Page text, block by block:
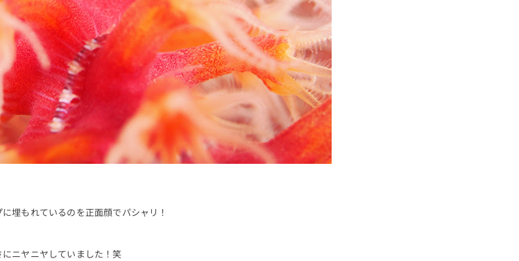
埋もれているのを正面顔でパシャリ！
ニヤニヤしていました！笑